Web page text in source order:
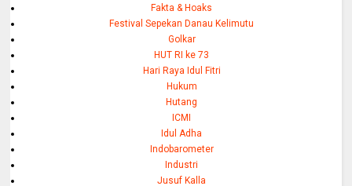
Fakta & Hoaks
Festival Sepekan Danau Kelimutu
Golkar
HUT RI ke 73
Hari Raya Idul Fitri
Hukum
Hutang
ICMI
Idul Adha
Indobarometer
Industri
Jusuf Kalla